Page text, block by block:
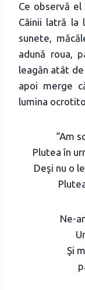
Ce observă
Câinii latră la
sunete,
adună roua,
leagăn atât de
apoi merge
lumina
“Am
Plutea în
Deşi nu o
Ne-
Şi